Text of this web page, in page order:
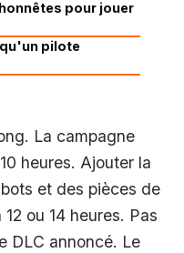
pour jouer
pilote
La campagne
heures. Ajouter la
et des pièces de
ou 14 heures. Pas
DLC annoncé. Le